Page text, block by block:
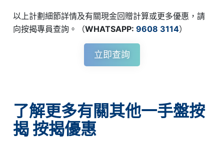
以上計劃細節詳情及有關現金回贈計算或更多優惠，請
向按揭專員查詢。（WHATSAPP:9608 3114）
立即查詢
了解更多有關其他一手盤按
揭 按揭優惠